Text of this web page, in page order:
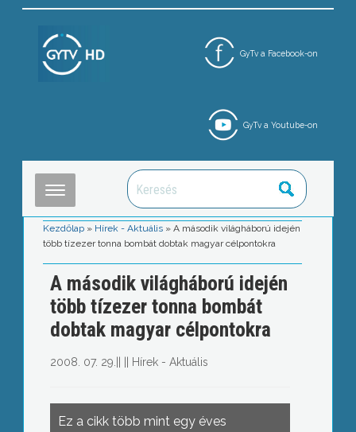
GyTv a Facebook-on
GyTv a Youtube-on
Kezdőlap » Hírek - Aktuális »A második világháború idején
több tízezer tonna bombát dobtak magyar célpontokra
A második világháború idején
több tízezer tonna bombát
dobtak magyar célpontokra
2008. 07. 29. Hírek - Aktuális
Ez a cikk több mint egy éves